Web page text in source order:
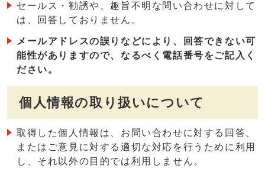
セールス・勧誘や、趣旨不明な問い合わせに対して
は、回答しておりません。
メールアドレスの誤りなどにより、回答できない可
能性がありますので、なるべく電話番号をご記入く
ださい。
個人情報の取り扱いについて
取得した個人情報は、お問い合わせに対する回答、
またはご意見に対する適切な対応を行うために利用
し、それ以外の目的では利用しません。